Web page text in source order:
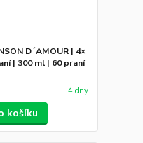
D´AMOUR | 4×
| 300 ml | 60 praní
4 dny
košíku